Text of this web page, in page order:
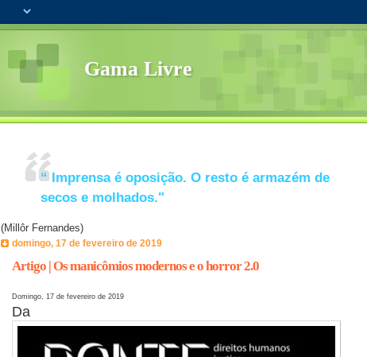
Gama Livre
“ Imprensa é oposição. O resto é armazém de
secos e molhados."
(Millôr Fernandes)
domingo, 17 de fevereiro de 2019
Artigo | Os manicômios modernos e o horror 2.0
Domingo, 17 de fevereiro de 2019
Da